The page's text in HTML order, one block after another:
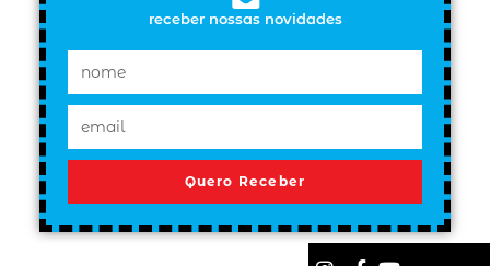
receber nossas novidades
Quero Receber